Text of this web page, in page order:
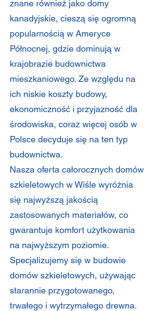
znane również jako domy
kanadyjskie, cieszą się ogromną
popularnością w Ameryce
Północnej, gdzie dominują w
krajobrazie budownictwa
mieszkaniowego. Ze względu na
ich niskie koszty budowy,
ekonomiczność i przyjazność dla
środowiska, coraz więcej osób w
Polsce decyduje się na ten typ
budownictwa.
Nasza oferta całorocznych domów
szkieletowych w Wiśle wyróżnia
się najwyższą jakością
zastosowanych materiałów, co
gwarantuje komfort użytkowania
na najwyższym poziomie.
Specjalizujemy się w budowie
domów szkieletowych, używając
starannie przygotowanego,
trwałego i wytrzymałego drewna.